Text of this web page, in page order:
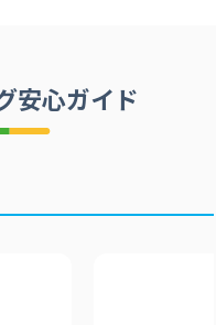
安心ガイド